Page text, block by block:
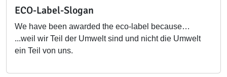
ECO-Label-Slogan
We have been awarded the eco-label because…
...weil wir Teil der Umwelt sind und nicht die Umwelt
ein Teil von uns.